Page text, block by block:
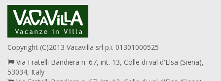
Copyright (C)2013 Vacavilla srl p.i. 01301000525
Via Fratelli Bandiera n. 67, int. 13, Colle di val d'Elsa (Siena),
53034, Italy